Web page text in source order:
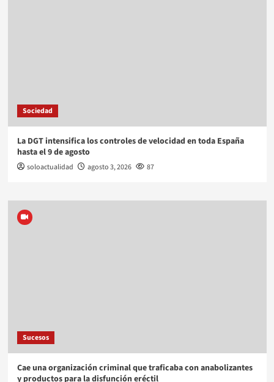
Sociedad
La DGT intensifica los controles de velocidad en toda España
hasta el 9 de agosto
soloactualidad agosto 3, 2026 87
Sucesos
Cae una organización criminal que traficaba con anabolizantes
y productos para la disfunción eréctil